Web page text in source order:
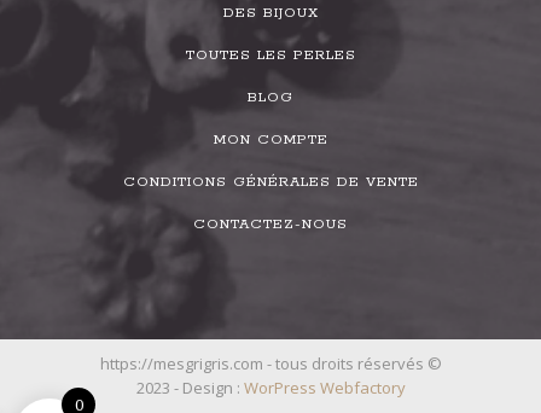
DES BIJOUX
TOUTES LES PERLES
BLOG
MON COMPTE
CONDITIONS GÉNÉRALES DE VENTE
CONTACTEZ-NOUS
https://mesgrigris.com - tous droits réservés ©
2023 - Design : WorPress Webfactory
0